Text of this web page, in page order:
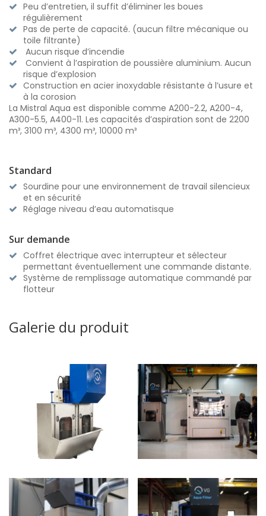
Peu d’entretien, il suffit d’éliminer les boues
régulièrement
Pas de perte de capacité. (aucun filtre mécanique ou
toile filtrante)
Aucun risque d’incendie
Convient à l’aspiration de poussière aluminium. Aucun
risque d’explosion
Construction en acier inoxydable résistante à l’usure et
à la corosion
La Mistral Aqua est disponible comme A200-2.2, A200-4,
A300-5.5, A400-11. Les capacités d’aspiration sont de 2200
m³, 3100 m³, 4300 m³, 10000 m³
Standard
Sourdine pour une environnement de travail silencieux
et en sécurité
Réglage niveau d’eau automatisque
Sur demande
Coffret électrique avec interrupteur et sélecteur
permettant éventuellement une commande distante.
Système de remplissage automatique commandé par
flotteur
Galerie du produit